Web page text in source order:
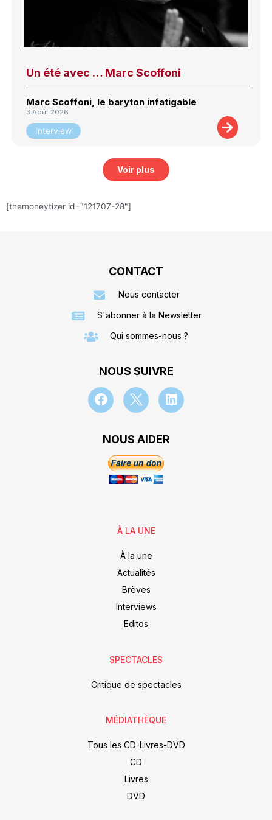
Un été avec … Marc Scoffoni
Marc Scoffoni, le baryton infatigable
3 Août 2026
Interview
Voir plus
[themoneytizer id="121707-28"]
CONTACT
Nous contacter
S'abonner à la Newsletter
Qui sommes-nous ?
NOUS SUIVRE
NOUS AIDER
À LA UNE
À la une
Actualités
Brèves
Interviews
Editos
SPECTACLES
Critique de spectacles
MÉDIATHÈQUE
Tous les CD-Livres-DVD
CD
Livres
DVD